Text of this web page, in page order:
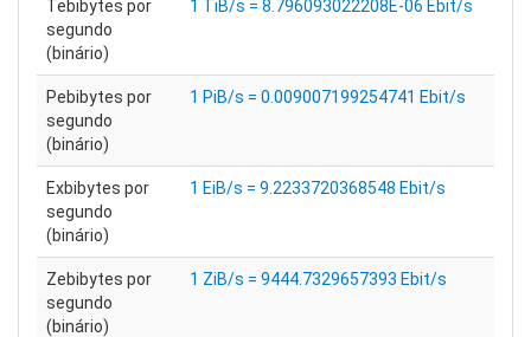
Tebibytes por
segundo
(binário)
1 TiB/s = 8.796093022208E-06 Ebit/s
Pebibytes por
segundo
(binário)
1 PiB/s = 0.009007199254741 Ebit/s
Exbibytes por
segundo
(binário)
1 EiB/s = 9.2233720368548 Ebit/s
Zebibytes por
segundo
(binário)
1 ZiB/s = 9444.7329657393 Ebit/s